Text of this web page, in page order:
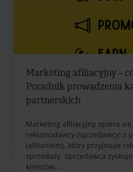
Marketing afiliacyjny –
Poradnik prowadzenia
partnerskich
Marketing afiliacyjny opiera się
reklamodawcy (sprzedawcy) z
(afiliantem), który przyjmuje
sprzedaży. Sprzedawca
klientów,...